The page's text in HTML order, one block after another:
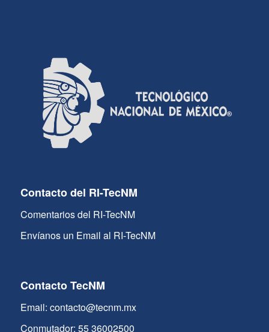
Contacto del RI-TecNM
Comentarios del RI-TecNM
Envíanos un Email al RI-TecNM
Contacto TecNM
Email: contacto@tecnm.mx
Conmutador: 55 36002500